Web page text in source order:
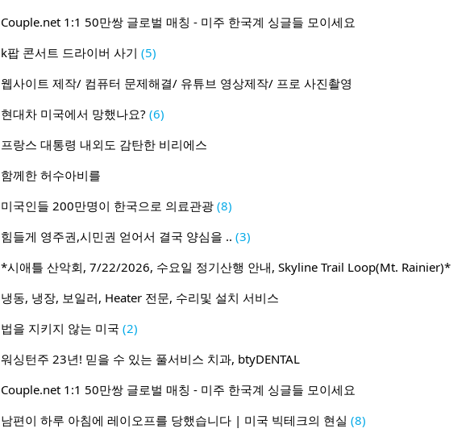
Couple.net 1:1 50만쌍 글로벌 매칭 - 미주 한국계 싱글들 모이세요
k팝 콘서트 드라이버 사기 (5)
웹사이트 제작/ 컴퓨터 문제해결/ 유튜브 영상제작/ 프로 사진촬영
현대차 미국에서 망했나요? (6)
프랑스 대통령 내외도 감탄한 비리에스
함께한 허수아비를
미국인들 200만명이 한국으로 의료관광 (8)
힘들게 영주권,시민권 얻어서 결국 양심을 .. (3)
*시애틀 산악회, 7/22/2026, 수요일 정기산행 안내, Skyline Trail Loop(Mt. Rainier)*
냉동, 냉장, 보일러, Heater 전문, 수리및 설치 서비스
법을 지키지 않는 미국 (2)
워싱턴주 23년! 믿을 수 있는 풀서비스 치과, btyDENTAL
Couple.net 1:1 50만쌍 글로벌 매칭 - 미주 한국계 싱글들 모이세요
남편이 하루 아침에 레이오프를 당했습니다 | 미국 빅테크의 현실 (8)